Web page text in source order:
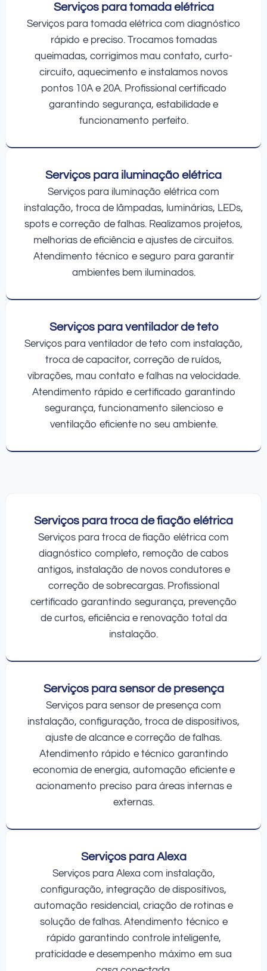
Serviços para tomada elétrica
Serviços para tomada elétrica com diagnóstico
rápido e preciso. Trocamos tomadas
queimadas, corrigimos mau contato, curto-
circuito, aquecimento e instalamos novos
pontos 10A e 20A. Profissional certificado
garantindo segurança, estabilidade e
funcionamento perfeito.
Serviços para iluminação elétrica
Serviços para iluminação elétrica com
instalação, troca de lâmpadas, luminárias, LEDs,
spots e correção de falhas. Realizamos projetos,
melhorias de eficiência e ajustes de circuitos.
Atendimento técnico e seguro para garantir
ambientes bem iluminados.
Serviços para ventilador de teto
Serviços para ventilador de teto com instalação,
troca de capacitor, correção de ruídos,
vibrações, mau contato e falhas na velocidade.
Atendimento rápido e certificado garantindo
segurança, funcionamento silencioso e
ventilação eficiente no seu ambiente.
Serviços para troca de fiação elétrica
Serviços para troca de fiação elétrica com
diagnóstico completo, remoção de cabos
antigos, instalação de novos condutores e
correção de sobrecargas. Profissional
certificado garantindo segurança, prevenção
de curtos, eficiência e renovação total da
instalação.
Serviços para sensor de presença
Serviços para sensor de presença com
instalação, configuração, troca de dispositivos,
ajuste de alcance e correção de falhas.
Atendimento rápido e técnico garantindo
economia de energia, automação eficiente e
acionamento preciso para áreas internas e
externas.
Serviços para Alexa
Serviços para Alexa com instalação,
configuração, integração de dispositivos,
automação residencial, criação de rotinas e
solução de falhas. Atendimento técnico e
rápido garantindo controle inteligente,
praticidade e desempenho máximo em sua